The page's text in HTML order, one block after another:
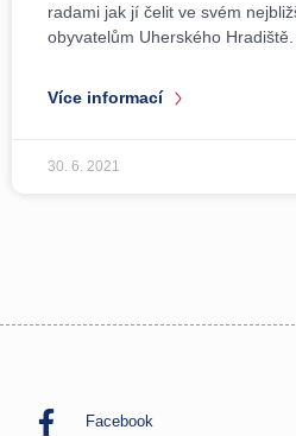
radami jak jí čelit ve svém
obyvatelům Uherského
Více informací
30. 6. 2021
Facebook